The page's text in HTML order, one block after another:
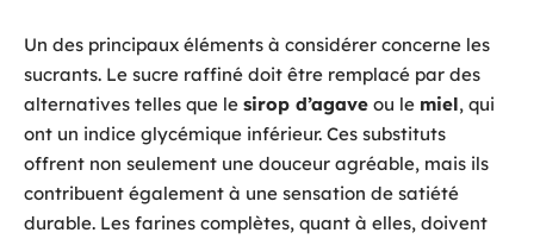
Un des principaux éléments à considérer concerne les
sucrants. Le sucre raffiné doit être remplacé par des
alternatives telles que le sirop d’agave ou le miel, qui
ont un indice glycémique inférieur. Ces substituts
offrent non seulement une douceur agréable, mais ils
contribuent également à une sensation de satiété
durable. Les farines complètes, quant à elles, doivent